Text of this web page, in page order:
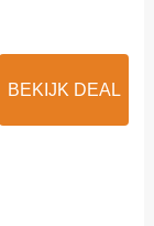
BEKIJK DEAL